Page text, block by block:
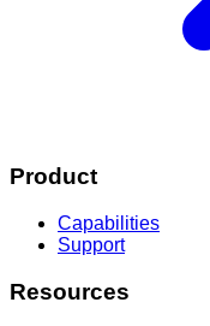
Product
Capabilities
Support
Resources